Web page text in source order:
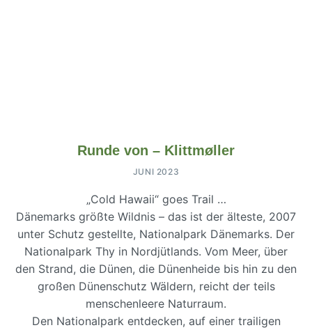
Runde von – Klittmøller
JUNI 2023
„Cold Hawaii“ goes Trail …
Dänemarks größte Wildnis – das ist der älteste, 2007
unter Schutz gestellte, Nationalpark Dänemarks. Der
Nationalpark Thy in Nordjütlands. Vom Meer, über
den Strand, die Dünen, die Dünenheide bis hin zu den
großen Dünenschutz Wäldern, reicht der teils
menschenleere Naturraum.
Den Nationalpark entdecken, auf einer trailigen